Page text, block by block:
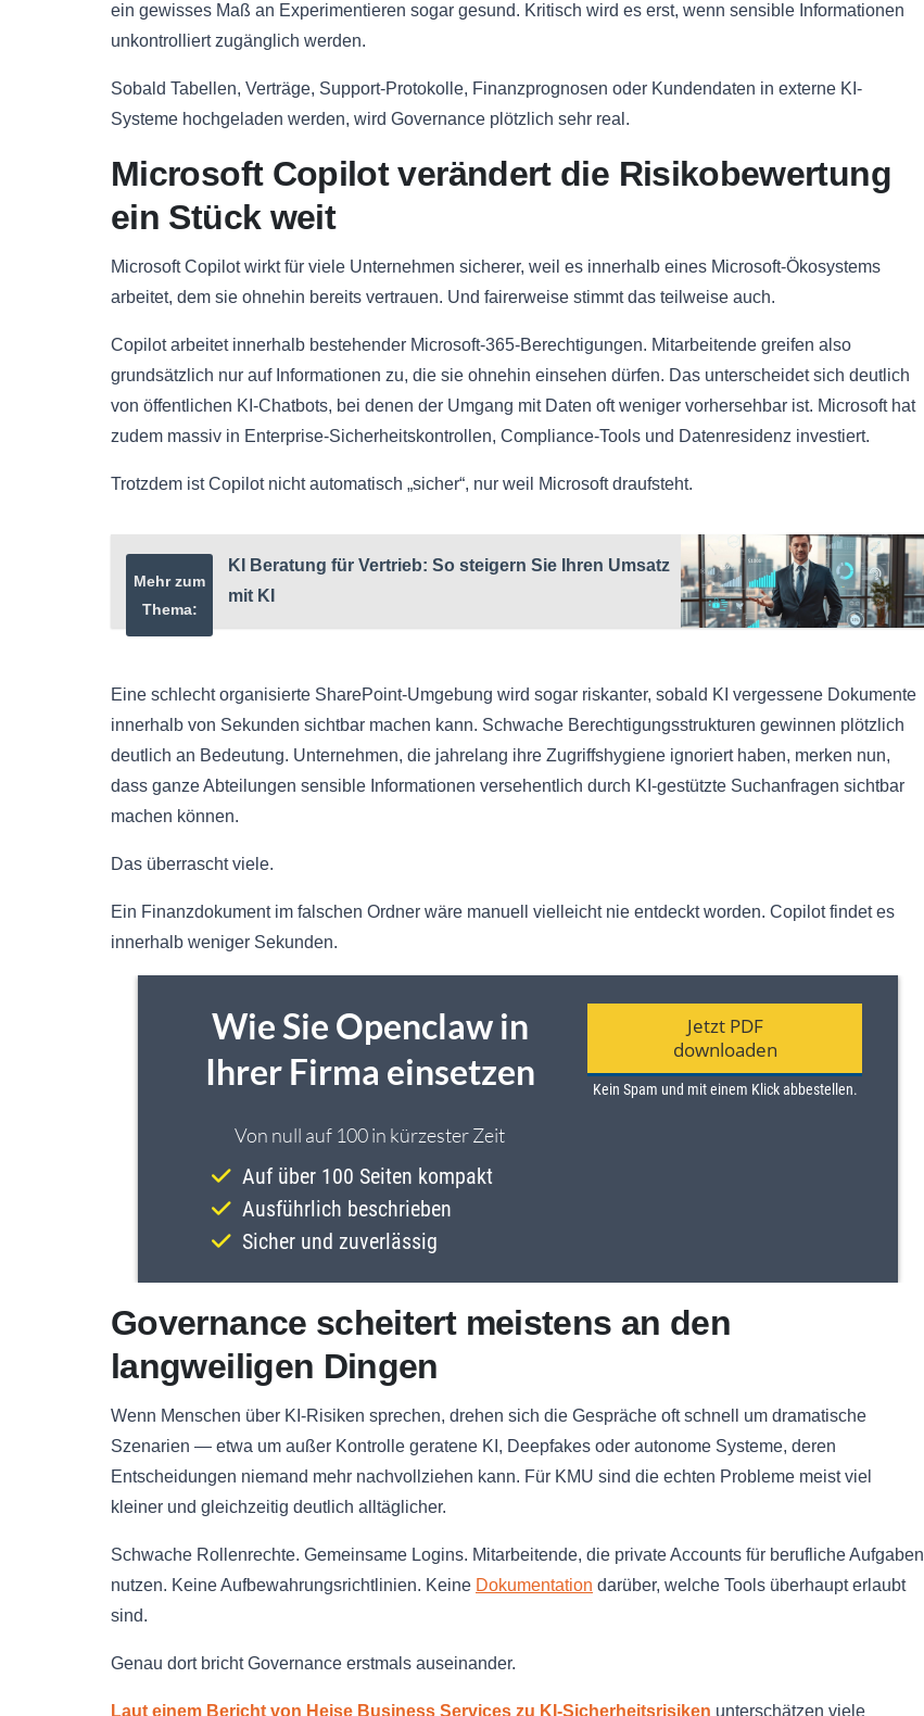
ein gewisses Maß an Experimentieren sogar gesund. Kritisch wird es erst, wenn sensible Informationen
unkontrolliert zugänglich werden.
Sobald Tabellen, Verträge, Support-Protokolle, Finanzprognosen oder Kundendaten in externe KI-
Systeme hochgeladen werden, wird Governance plötzlich sehr real.
Microsoft Copilot verändert die Risikobewertung
ein Stück weit
Microsoft Copilot wirkt für viele Unternehmen sicherer, weil es innerhalb eines Microsoft-Ökosystems
arbeitet, dem sie ohnehin bereits vertrauen. Und fairerweise stimmt das teilweise auch.
Copilot arbeitet innerhalb bestehender Microsoft-365-Berechtigungen. Mitarbeitende greifen also
grundsätzlich nur auf Informationen zu, die sie ohnehin einsehen dürfen. Das unterscheidet sich deutlich
von öffentlichen KI-Chatbots, bei denen der Umgang mit Daten oft weniger vorhersehbar ist. Microsoft hat
zudem massiv in Enterprise-Sicherheitskontrollen, Compliance-Tools und Datenresidenz investiert.
Trotzdem ist Copilot nicht automatisch „sicher“, nur weil Microsoft draufsteht.
Mehr zum
Thema:
KI Beratung für Vertrieb: So steigern Sie Ihren Umsatz
mit KI
Eine schlecht organisierte SharePoint-Umgebung wird sogar riskanter, sobald KI vergessene Dokumente
innerhalb von Sekunden sichtbar machen kann. Schwache Berechtigungsstrukturen gewinnen plötzlich
deutlich an Bedeutung. Unternehmen, die jahrelang ihre Zugriffshygiene ignoriert haben, merken nun,
dass ganze Abteilungen sensible Informationen versehentlich durch KI-gestützte Suchanfragen sichtbar
machen können.
Das überrascht viele.
Ein Finanzdokument im falschen Ordner wäre manuell vielleicht nie entdeckt worden. Copilot findet es
innerhalb weniger Sekunden.
Governance scheitert meistens an den
langweiligen Dingen
Wenn Menschen über KI-Risiken sprechen, drehen sich die Gespräche oft schnell um dramatische
Szenarien — etwa um außer Kontrolle geratene KI, Deepfakes oder autonome Systeme, deren
Entscheidungen niemand mehr nachvollziehen kann. Für KMU sind die echten Probleme meist viel
kleiner und gleichzeitig deutlich alltäglicher.
Schwache Rollenrechte. Gemeinsame Logins. Mitarbeitende, die private Accounts für berufliche Aufgaben
nutzen. Keine Aufbewahrungsrichtlinien. Keine Dokumentation darüber, welche Tools überhaupt erlaubt
sind.
Genau dort bricht Governance erstmals auseinander.
Laut einem Bericht von Heise Business Services zu KI-Sicherheitsrisiken unterschätzen viele